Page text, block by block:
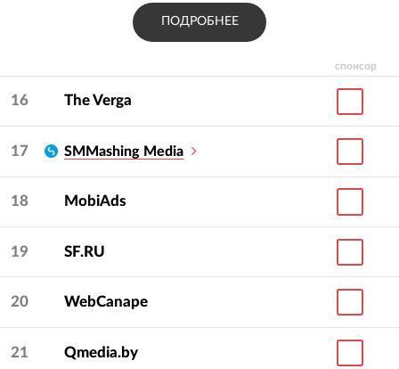
спонсор
ПОДРОБНЕЕ
16 The Verga
17 SMMashing Media
18 MobiAds
19 SF.RU
20 WebCanape
21 Qmedia.by